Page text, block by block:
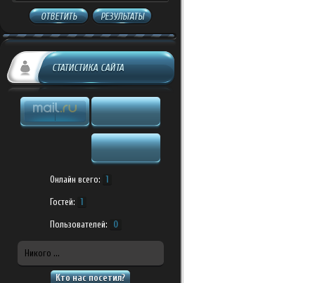
ОТВЕТИТЬ РЕЗУЛЬТАТЫ
СТАТИСТИКА САЙТА
Онлайн всего: 1
Гостей: 1
Пользователей: 0
Никого ...
Кто нас посетил?